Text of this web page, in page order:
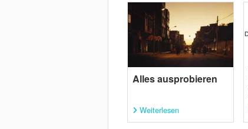
Alles ausprobieren
Weiterlesen